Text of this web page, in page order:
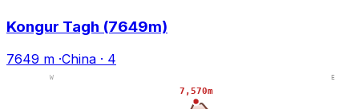
Kongur Tagh (7649m)
7649 m ·China · 4